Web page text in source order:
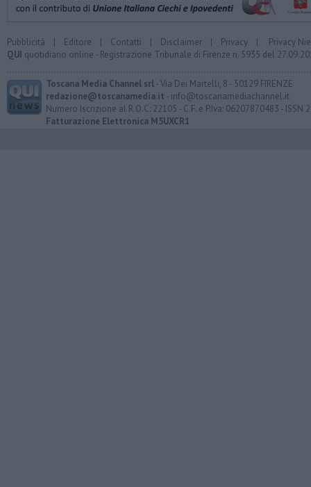
Pubblicità | Editore | Contatti | Disclaimer | Privacy | Privacy
QUI quotidiano online - Registrazione Tribunale di Firenze n. 5935 del
Toscana Media Channel srl- Via Dei Martelli, 8 - 50129 FIRENZE
redazione@toscanamedia.it - info@toscanamediachannel.it
Numero Iscrizione al R.O.C: 22105 - C.F. e P.Iva: 06207870483 - ISSN
Fatturazione Elettronica M5UXCR1